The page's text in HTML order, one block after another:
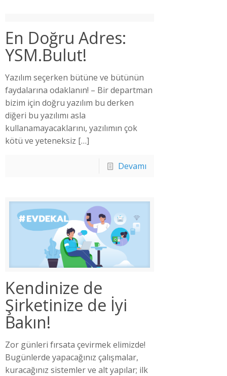
En Doğru Adres:
YSM.Bulut!
Yazılım seçerken bütüne ve bütünün
faydalarına odaklanın! – Bir departman
bizim için doğru yazılım bu derken
diğeri bu yazılımı asla
kullanamayacaklarını, yazılımın çok
kötü ve yeteneksiz […]
Devamı
Kendinize de
Şirketinize de İyi
Bakın!
Zor günleri fırsata çevirmek elimizde!
Bugünlerde yapacağınız çalışmalar,
kuracağınız sistemler ve alt yapılar; ilk